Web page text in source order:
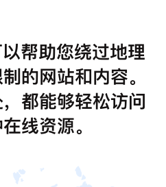
帮助您绕过地理
的网站和内容。
都能够轻松访问
线资源。